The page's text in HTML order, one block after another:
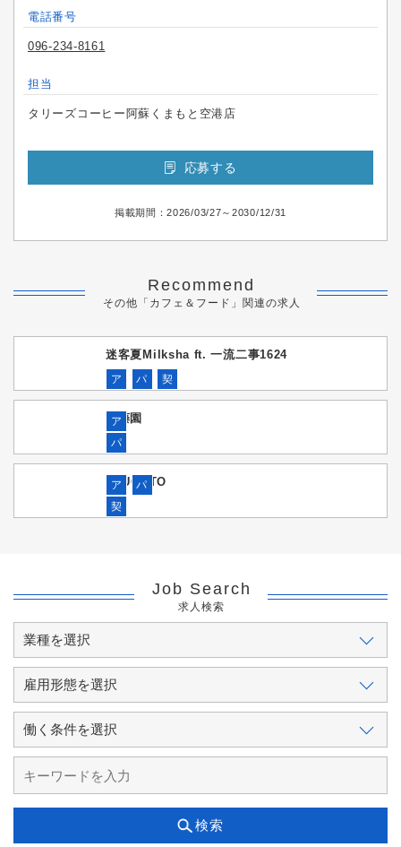
電話番号
096-234-8161
担当
タリーズコーヒー阿蘇くまもと空港店
応募する
掲載期間：2026/03/27～2030/12/31
Recommend
その他「カフェ＆フード」関連の求人
迷客夏Milksha ft. 一流二事1624
ア パ 契
伊藤園
ア
パ
TSUGUTO
ア
パ
契
Job Search
求人検索
検索